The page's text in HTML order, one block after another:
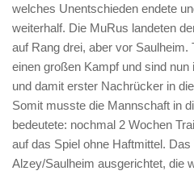
welches Unentschieden endete
weiterhalf. Die MuRus landeten
auf Rang drei, aber vor Saulheim.
einen großen Kampf und sind
und damit erster Nachrücker in
Somit musste die Mannschaft in
bedeutete: nochmal 2 Wochen
auf das Spiel ohne Haftmittel.
Alzey/Saulheim ausgerichtet, die